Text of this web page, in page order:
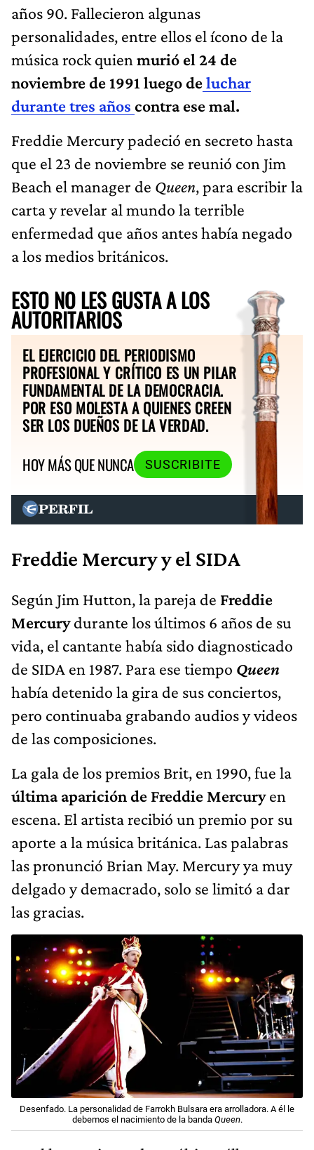
años 90. Fallecieron algunas
personalidades, entre ellos el ícono de la
música rock quien murió el 24 de
noviembre de 1991 luego deluchar
durante tres años contra ese mal.
Freddie Mercury padeció en secreto hasta
que el 23 de noviembre se reunió con Jim
Beach el manager de Queen, para escribir la
carta y revelar al mundo la terrible
enfermedad que años antes había negado
a los medios británicos.
ESTO NO LES GUSTA A LOS
AUTORITARIOS
EL EJERCICIO DEL PERIODISMO
PROFESIONAL Y CRÍTICO ES UN PILAR
FUNDAMENTAL DE LA DEMOCRACIA.
POR ESO MOLESTA A QUIENES CREEN
SER LOS DUEÑOS DE LA VERDAD.
HOY MÁS QUE NUNCA
SUSCRIBITE
Freddie Mercury y el SIDA
Según Jim Hutton, la pareja de Freddie
Mercurydurante los últimos 6 años de su
vida, el cantante había sido diagnosticado
de SIDA en 1987. Para ese tiempo Queen
había detenido la gira de sus conciertos,
pero continuaba grabando audios y videos
de las composiciones.
La gala de los premios Brit, en 1990, fue la
última aparición de Freddie Mercuryen
escena. El artista recibió un premio por su
aporte a la música británica. Las palabras
las pronunció Brian May. Mercury ya muy
delgado y demacrado, solo se limitó a dar
las gracias.
Desenfado. La personalidad de Farrokh Bulsara era arrolladora. A él le
debemos el nacimiento de la banda Queen.